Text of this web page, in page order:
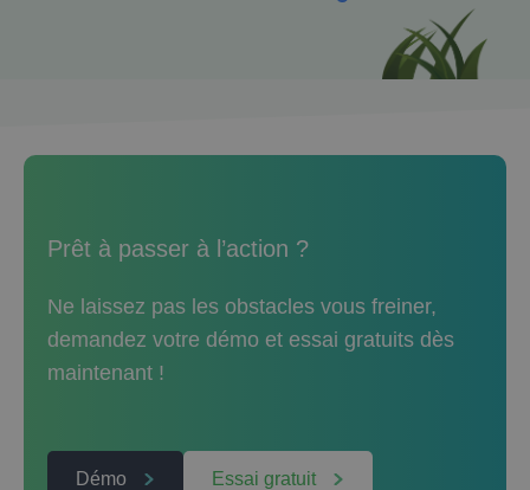
Prêt à passer à l’action ?
Ne laissez pas les obstacles vous freiner,
demandez votre démo et essai gratuits dès
maintenant !
Démo Essai gratuit